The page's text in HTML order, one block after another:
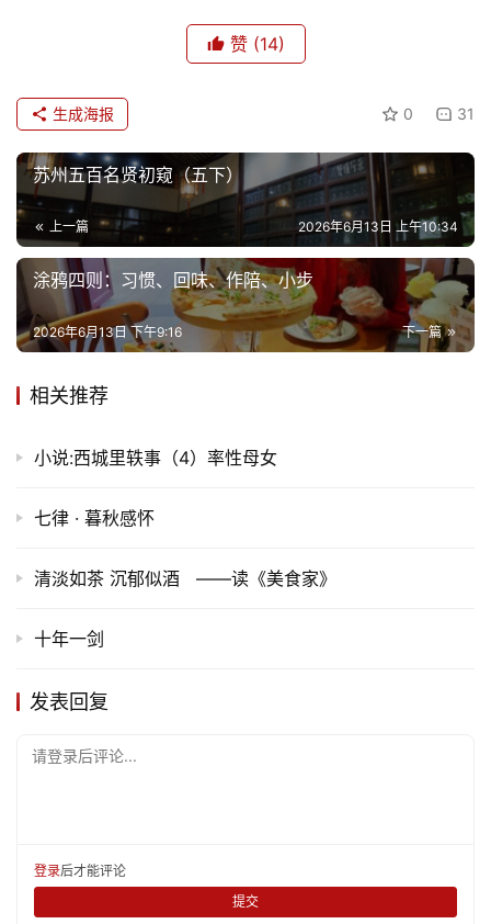
旅
游
育
儿
娱
乐
题
更
登录 注册
赞 (14)
0 31
生成海报
苏州五百名贤初窥（五下）
上一篇 2026年6月13日 上午10:34
涂鸦四则：习惯、回味、作陪、小步
下一篇
2026年6月13日 下午9:16
相关推荐
小说:西城里轶事（4）率性母女
七律 · 暮秋感怀
清淡如茶 沉郁似酒 ——读《美食家》
十年一剑
发表回复
请登录后评论...
登录后才能评论
提交